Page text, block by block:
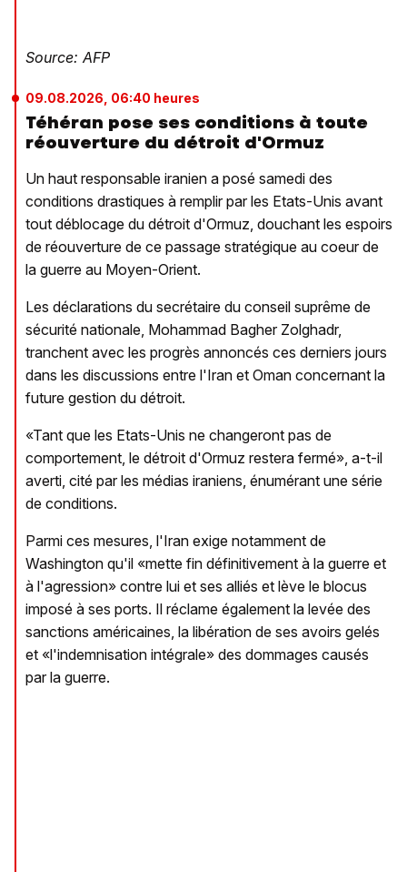
Source: AFP
09.08.2026, 06:40 heures
Téhéran pose ses conditions à toute
réouverture du détroit d'Ormuz
Un haut responsable iranien a posé samedi des
conditions drastiques à remplir par les Etats-Unis avant
tout déblocage du détroit d'Ormuz, douchant les espoirs
de réouverture de ce passage stratégique au coeur de
la guerre au Moyen-Orient.
Les déclarations du secrétaire du conseil suprême de
sécurité nationale, Mohammad Bagher Zolghadr,
tranchent avec les progrès annoncés ces derniers jours
dans les discussions entre l'Iran et Oman concernant la
future gestion du détroit.
«Tant que les Etats-Unis ne changeront pas de
comportement, le détroit d'Ormuz restera fermé», a-t-il
averti, cité par les médias iraniens, énumérant une série
de conditions.
Parmi ces mesures, l'Iran exige notamment de
Washington qu'il «mette fin définitivement à la guerre et
à l'agression» contre lui et ses alliés et lève le blocus
imposé à ses ports. Il réclame également la levée des
sanctions américaines, la libération de ses avoirs gelés
et «l'indemnisation intégrale» des dommages causés
par la guerre.